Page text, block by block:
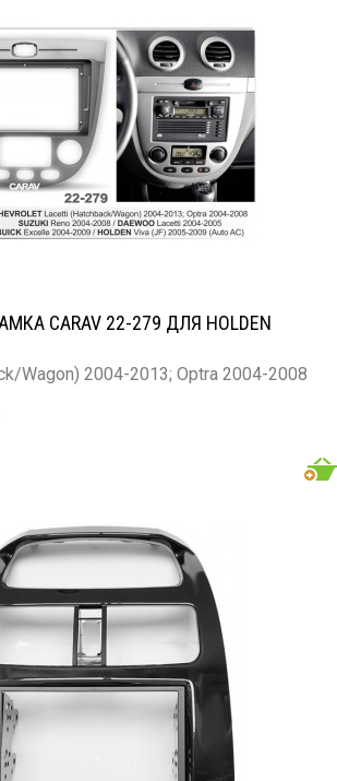
CARAV 22-279 ДЛЯ HOLDEN
Wagon) 2004-2013; Optra 2004-2008